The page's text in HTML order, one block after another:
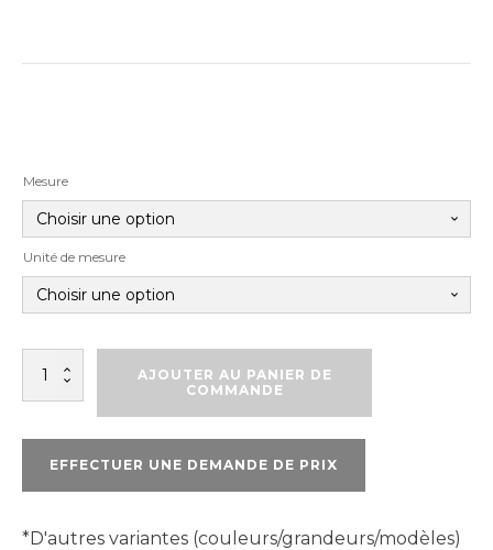
Mesure
Unité de mesure
quantité
SPIKE
SUPER
AJOUTER AU PANIER DE
COMMANDE
EFFECTUER UNE DEMANDE DE PRIX
*D'autres variantes (couleurs/grandeurs/modèles)